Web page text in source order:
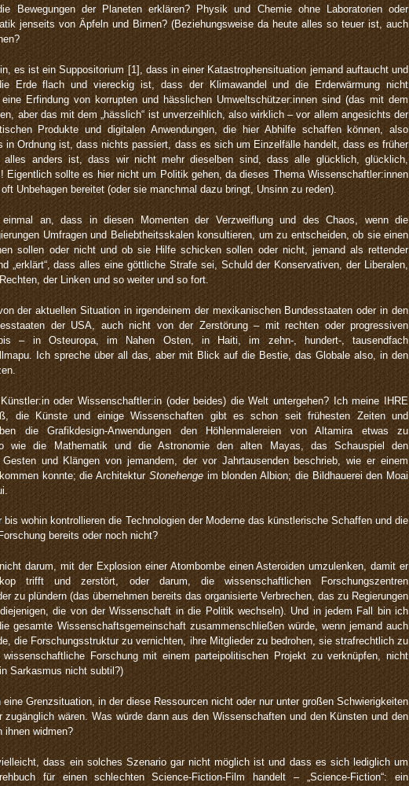
Bewegungen der Planeten erklären? Physik und Chemie ohne Laboratorien oder
jenseits von Äpfeln und Birnen? (Beziehungsweise da heute alles so teuer ist, auch
es ist ein Suppositorium [1], dass in einer Katastrophensituation jemand auftaucht und
Erde flach und viereckig ist, dass der Klimawandel und die Erderwärmung nicht
Erfindung von korrupten und hässlichen Umweltschützer:innen sind (das mit dem
aber das mit dem „hässlich“ ist unverzeihlich, also wirklich – vor allem angesichts der
Produkte und digitalen Anwendungen, die hier Abhilfe schaffen können, also
in Ordnung ist, dass nichts passiert, dass es sich um Einzelfälle handelt, dass es früher
anders ist, dass wir nicht mehr dieselben sind, dass alle glücklich, glücklich,
Eigentlich sollte es hier nicht um Politik gehen, da dieses Thema Wissenschaftler:innen
Unbehagen bereitet (oder sie manchmal dazu bringt, Unsinn zu reden).
an, dass in diesen Momenten der Verzweiflung und des Chaos, wenn die
Umfragen und Beliebtheitsskalen konsultieren, um zu entscheiden, ob sie einen
sollen oder nicht und ob sie Hilfe schicken sollen oder nicht, jemand als rettender
„erklärt“, dass alles eine göttliche Strafe sei, Schuld der Konservativen, der Liberalen,
der Linken und so weiter und so fort.
der aktuellen Situation in irgendeinem der mexikanischen Bundesstaaten oder in den
der USA, auch nicht von der Zerstörung – mit rechten oder progressiven
– in Osteuropa, im Nahen Osten, in Haiti, im zehn-, hundert-, tausendfach
Ich spreche über all das, aber mit Blick auf die Bestie, das Globale also, in den
oder Wissenschaftler:in (oder beides) die Welt untergehen? Ich meine IHRE
die Künste und einige Wissenschaften gibt es schon seit frühesten Zeiten und
die Grafikdesign-Anwendungen den Höhlenmalereien von Altamira etwas zu
wie die Mathematik und die Astronomie den alten Mayas, das Schauspiel den
und Klängen von jemandem, der vor Jahrtausenden beschrieb, wie er einem
konnte; die Architektur Stonehengeim blonden Albion; die Bildhauerei den Moai
bis wohin kontrollieren die Technologien der Moderne das künstlerische Schaffen und die
bereits oder noch nicht?
darum, mit der Explosion einer Atombombe einen Asteroiden umzulenken, damit er
trifft und zerstört, oder darum, die wissenschaftlichen Forschungszentren
zu plündern (das übernehmen bereits das organisierte Verbrechen, das zu Regierungen
die von der Wissenschaft in die Politik wechseln). Und in jedem Fall bin ich
gesamte Wissenschaftsgemeinschaft zusammenschließen würde, wenn jemand auch
die Forschungsstruktur zu vernichten, ihre Mitglieder zu bedrohen, sie strafrechtlich zu
Forschung mit einem parteipolitischen Projekt zu verknüpfen, nicht
Sarkasmus nicht subtil?)
Grenzsituation, in der diese Ressourcen nicht oder nur unter großen Schwierigkeiten
zugänglich wären. Was würde dann aus den Wissenschaften und den Künsten und den
ihnen widmen?
dass ein solches Szenario gar nicht möglich ist und dass es sich lediglich um
für einen schlechten Science-Fiction-Film handelt – „Science-Fiction“: ein